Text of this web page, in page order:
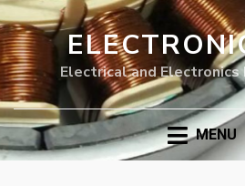
Electrical and Electronics
MENU